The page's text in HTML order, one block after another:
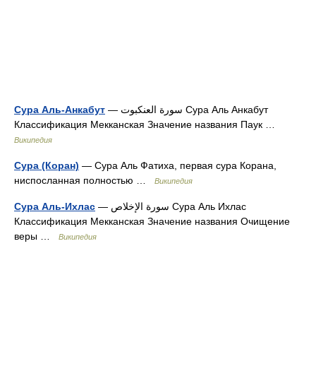
Сура Аль-Анкабут — سورة العنكبوت Сура Аль Анкабут
Классификация Мекканская Значение названия Паук …
Википедия
Сура (Коран) — Сура Аль Фатиха, первая сура Корана,
ниспосланная полностью …
Википедия
Сура Аль-Ихлас — سورة الإخلاص Сура Аль Ихлас
Классификация Мекканская Значение названия Очищение
веры …
Википедия